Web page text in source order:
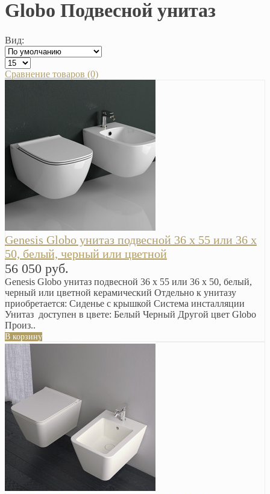
Globo Подвесной унитаз
Вид:
Сравнение товаров (0)
Genesis Globo унитаз подвесной 36 x 55 или 36 x
50, белый, черный или цветной
56 050 руб.
Genesis Globo унитаз подвесной 36 x 55 или 36 x 50, белый,
черный или цветной керамический Отдельно к унитазу
приобретается: Сиденье с крышкой Система инсталляции
Унитаз доступен в цвете: Белый Черный Другой цвет Globo
Произ..
В корзину